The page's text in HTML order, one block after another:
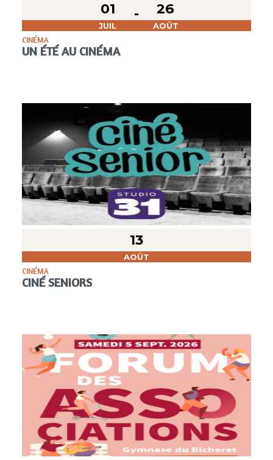
01
JUIL
26
AOÛT
CINÉMA
UN ÉTÉ AU CINÉMA
13
AOÛT
CINÉMA
CINÉ SENIORS